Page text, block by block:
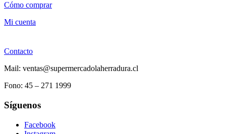
Cómo comprar
Mi cuenta
Contacto
Mail: ventas@supermercadolaherradura.cl
Fono: 45 – 271 1999
Síguenos
Facebook